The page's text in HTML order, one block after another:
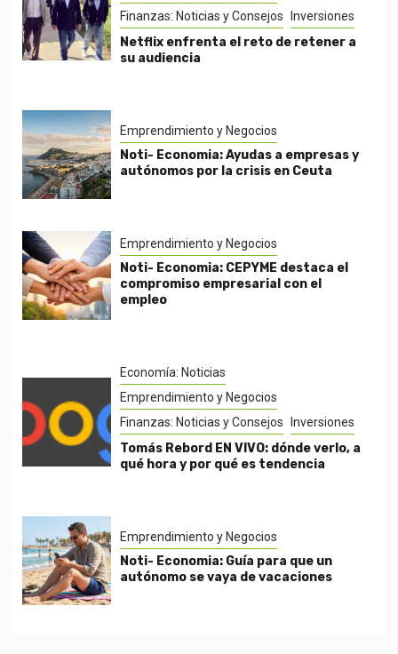
Finanzas: Noticias y Consejos
Inversiones
Netflix enfrenta el reto de retener a
su audiencia
Emprendimiento y Negocios
Noti- Economia: Ayudas a empresas y
autónomos por la crisis en Ceuta
Emprendimiento y Negocios
Noti- Economia: CEPYME destaca el
compromiso empresarial con el
empleo
Economía: Noticias
Emprendimiento y Negocios
Finanzas: Noticias y Consejos
Inversiones
Tomás Rebord EN VIVO: dónde verlo, a
qué hora y por qué es tendencia
Emprendimiento y Negocios
Noti- Economia: Guía para que un
autónomo se vaya de vacaciones